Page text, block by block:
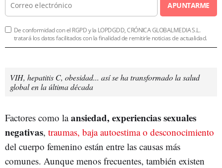
APUNTARME
De conformidad con el RGPD y la LOPDGDD, CRÓNICA GLOBALMEDIA S.L.
tratará los datos facilitados con la finalidad de remitirle noticias de actualidad.
VIH, hepatitis C, obesidad... así se ha transformado la salud
global en la última década
Factores como laansiedad, experiencias sexuales
negativas, traumas, baja autoestima o desconocimiento
del cuerpo femenino están entre las causas más
comunes. Aunque menos frecuentes, también existen